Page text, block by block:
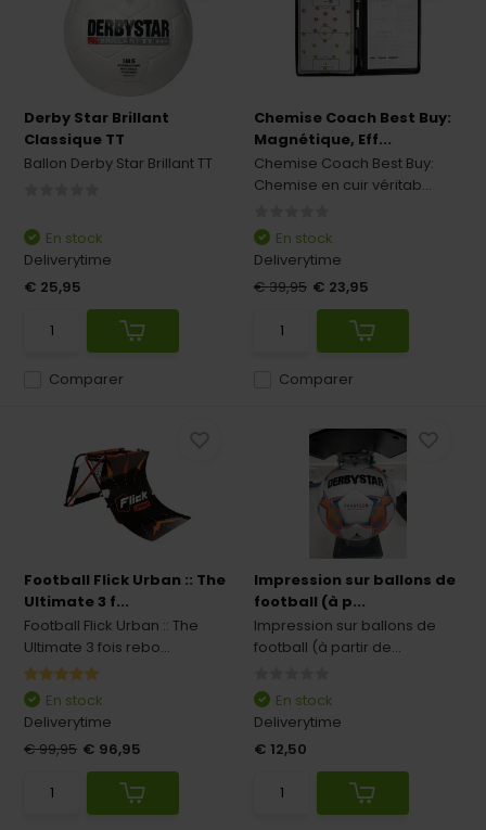
Derby Star Brillant
Classique TT
Ballon Derby Star Brillant TT
Comparer
En stock
Deliverytime
€ 25,95
Chemise Coach Best Buy:
Magnétique, Eff...
Chemise Coach Best Buy:
Chemise en cuir véritab...
Comparer
En stock
Deliverytime
€ 39,95 € 23,95
Football Flick Urban :: The
Ultimate 3 f...
Football Flick Urban :: The
Ultimate 3 fois rebo...
En stock
Deliverytime
€ 99,95 € 96,95
Impression sur ballons de
football (à p...
Impression sur ballons de
football (à partir de...
En stock
Deliverytime
€ 12,50